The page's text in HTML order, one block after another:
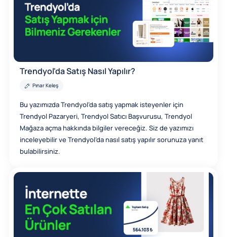
Trendyol'da Satış Nasıl Yapılır?
Pınar Keleş
Bu yazımızda Trendyol’da satış yapmak isteyenler için
Trendyol Pazaryeri, Trendyol Satıcı Başvurusu, Trendyol
Mağaza açma hakkında bilgiler vereceğiz. Siz de yazımızı
inceleyebilir ve Trendyol’da nasıl satış yapılır sorunuza yanıt
bulabilirsiniz.